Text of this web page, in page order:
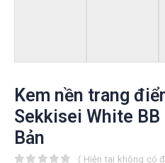
Kem nền trang
Sekkisei White BB
Bản
( Hiện tại không có